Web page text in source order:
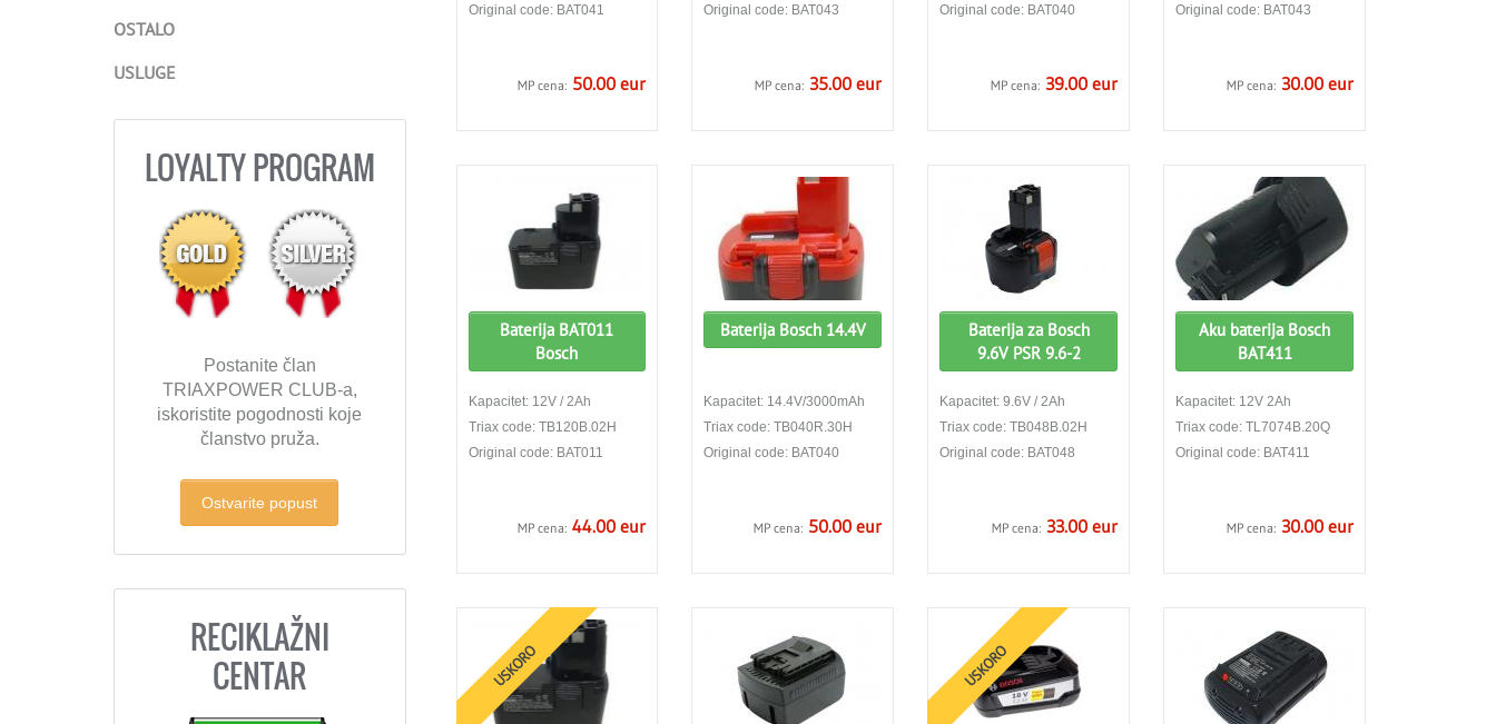
Original code: BAT041
MP cena: 50.00 eur
Original code: BAT043
MP cena: 35.00 eur
Original code: BAT040
MP cena: 39.00 eur
Original code: BAT043
MP cena: 30.00 eur
Baterija BAT011
Bosch
Kapacitet: 12V / 2Ah
Triax code: TB120B.02H
Original code: BAT011
MP cena: 44.00 eur
Baterija Bosch 14.4V
Kapacitet: 14.4V/3000mAh
Triax code: TB040R.30H
Original code: BAT040
MP cena: 50.00 eur
Baterija za Bosch
9.6V PSR 9.6-2
Kapacitet: 9.6V / 2Ah
Triax code: TB048B.02H
Original code: BAT048
MP cena: 33.00 eur
Aku baterija Bosch
BAT411
Kapacitet: 12V 2Ah
Triax code: TL7074B.20Q
Original code: BAT411
MP cena: 30.00 eur
USKORO USKORO
OSTALO
USLUGE
LOYALTY PROGRAM
Postanite član
TRIAXPOWER CLUB-a,
iskoristite pogodnosti koje
članstvo pruža.
Ostvarite popust
RECIKLAŽNI
CENTAR